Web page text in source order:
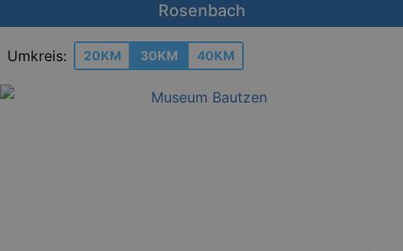
Rosenbach
Umkreis: 20KM 30KM 40KM